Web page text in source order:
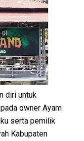
diri untuk
owner Ayam
serta pemilik
Kabupaten